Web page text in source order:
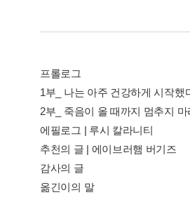
프롤로그
1부_ 나는 아주 건강하게 시작했
2부_ 죽음이 올 때까지 멈추지 마
에필로그 | 루시 칼라니티
추천의 글 | 에이브러햄 버기즈
감사의 글
옮긴이의 말